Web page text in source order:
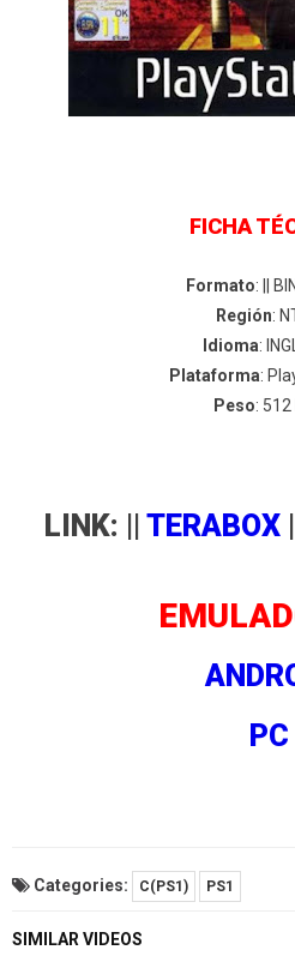
FICHA
Formato: ||
Región:
Idioma:
Plataforma:
Peso: 512
LINK: || TERABOX
PC
Categories: C(PS1) PS1
SIMILAR VIDEOS